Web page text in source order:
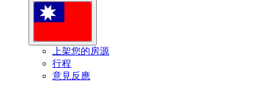
上架您的房源
行程
意見反應